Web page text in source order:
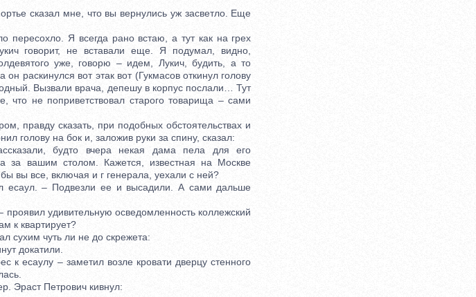
сказал мне, что вы вернулись уж засветло. Еще
Я всегда рано встаю, а тут как на грех
говорит, не вставали еще. Я подумал, видно,
уже, говорю – идем, Лукич, будить, а то
раскинулся вот этак вот (Гукмасов откинул голову
Вызвали врача, депешу в корпус послали… Тут
не поприветствовал старого товарища – сами
правду сказать, при подобных обстоятельствах и
голову на бок и, заложив руки за спину, сказал:
будто вчера некая дама пела для его
за вашим столом. Кажется, известная на Москве
вы все, включая и г генерала, уехали с ней?
– Подвезли ее и высадили. А сами дальше
удивительную осведомленность коллежский
к квартирует?
сухим чуть ли не до скрежета:
докатили.
есаулу – заметил возле кровати дверцу стенного
Эраст Петрович кивнул: